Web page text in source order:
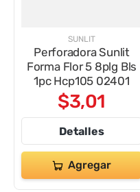
SUNLIT
Perforadora Sunlit
Forma Flor 5 8plg Bls
1pc Hcp105 02401
$3,01
Detalles
Agregar